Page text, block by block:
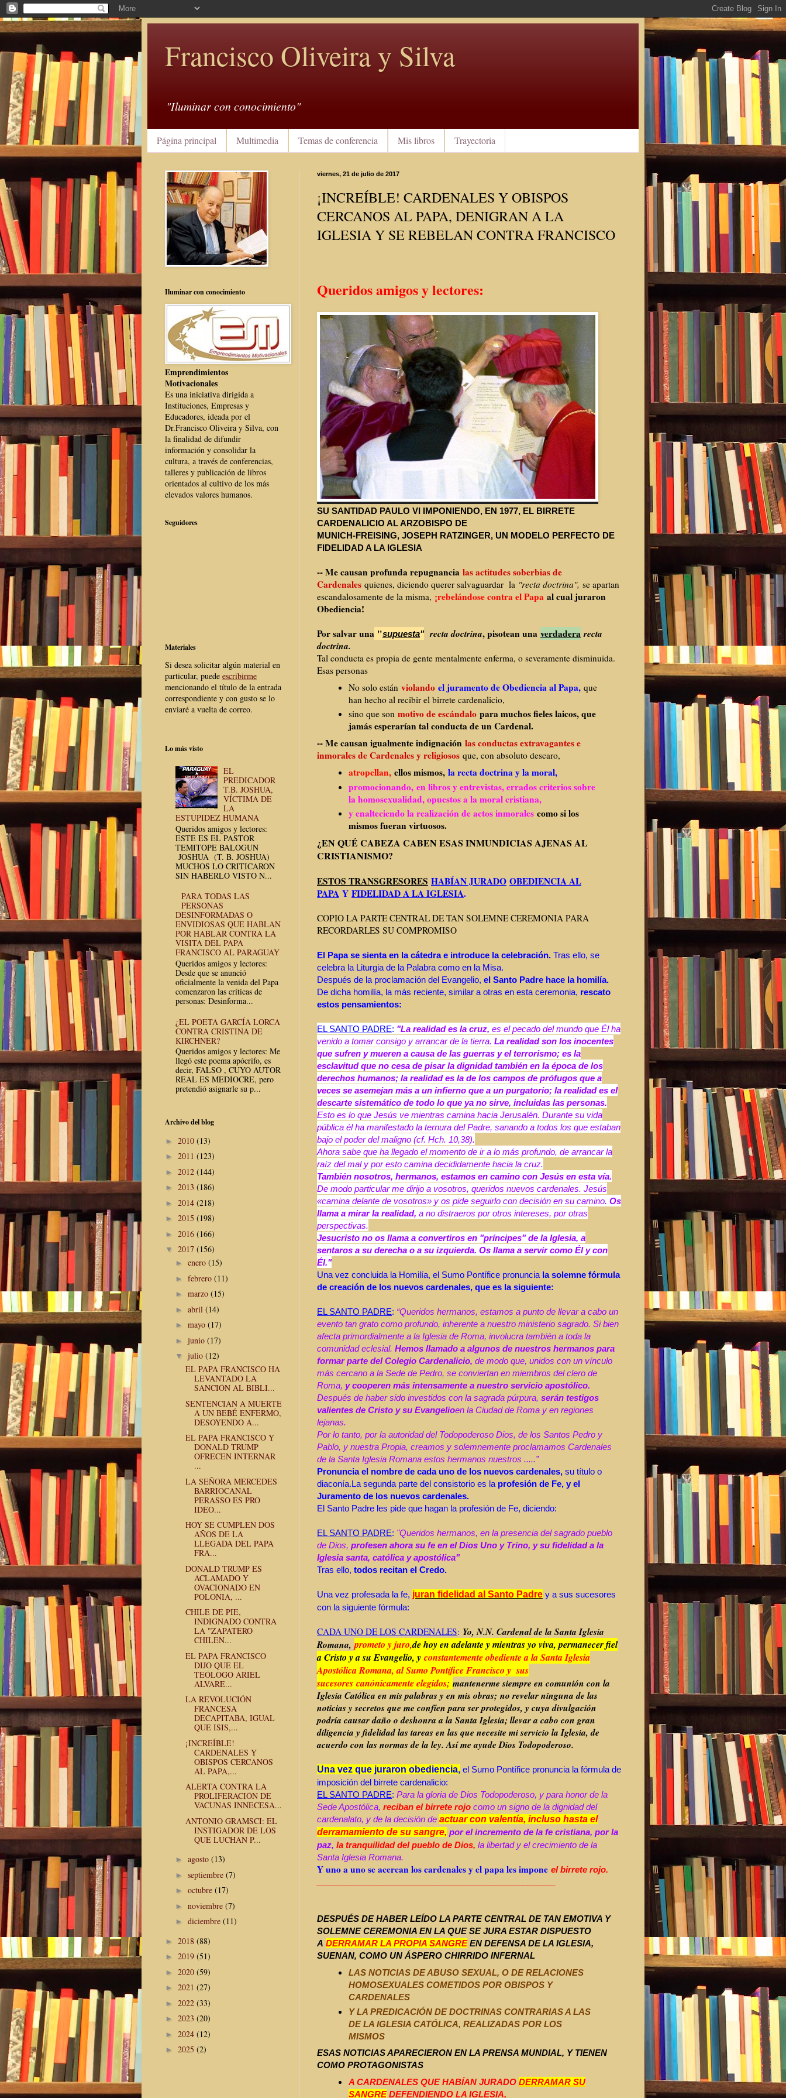
Francisco Oliveira y Silva
"Iluminar con conocimiento"
Página principal Multimedia Temas de conferencia Mis libros Trayectoria
viernes, 21 de julio de 2017
¡INCREÍBLE! CARDENALES Y OBISPOS
CERCANOS AL PAPA, DENIGRAN A LA
IGLESIA Y SE REBELAN CONTRA FRANCISCO
Queridos amigos y lectores:
SU SANTIDAD PAULO VI IMPONIENDO, EN 1977, EL BIRRETE
CARDENALICIO AL ARZOBISPO DE
MUNICH-FREISING, JOSEPH RATZINGER, UN MODELO PERFECTO DE
FIDELIDAD A LA IGLESIA
-- Me causan profunda repugnancia las actitudes soberbias de
Cardenales quienes, diciendo querer salvaguardar la "recta doctrina", se apartan
escandalosamente de la misma, ¡rebelándose contra el Papa al cual juraron
Obediencia!
Por salvar una "supuesta" recta doctrina, pisotean una verdadera recta
doctrina.
Tal conducta es propia de gente mentalmente enferma, o severamente disminuida.
Esas personas
No solo están violando el juramento de Obediencia al Papa, que
han hecho al recibir el birrete cardenalicio,
sino que son motivo de escándalopara muchos fieles laicos, que
jamás esperarían tal conducta de un Cardenal.
-- Me causan igualmente indignación las conductas extravagantes e
inmorales de Cardenales y religiosos que, con absoluto descaro,
atropellan, ellos mismos, la recta doctrina y la moral,
promocionando, en libros y entrevistas, errados criterios sobre
la homosexualidad, opuestos a la moral cristiana,
y enalteciendo la realización de actos inmoralescomo si los
mismos fueran virtuosos.
¿EN QUÉ CABEZA CABEN ESAS INMUNDICIAS AJENAS AL
CRISTIANISMO?
ESTOS TRANSGRESORES HABÍAN JURADO OBEDIENCIA AL
PAPA Y FIDELIDAD A LA IGLESIA.
COPIO LA PARTE CENTRAL DE TAN SOLEMNE CEREMONIA PARA
RECORDARLES SU COMPROMISO
El Papa se sienta en la cátedra e introduce la celebración. Tras ello, se
celebra la Liturgia de la Palabra como en la Misa.
Después de la proclamación del Evangelio, el Santo Padre hace la homilía.
De dicha homilía, la más reciente, similar a otras en esta ceremonia, rescato
estos pensamientos:
EL SANTO PADRE: "La realidad es la cruz, es el pecado del mundo que Él ha
venido a tomar consigo y arrancar de la tierra. La realidad son los inocentes
que sufren y mueren a causa de las guerras y el terrorismo; es la
esclavitud que no cesa de pisar la dignidad también en la época de los
derechos humanos; la realidad es la de los campos de prófugos que a
veces se asemejan más a un infierno que a un purgatorio; la realidad es el
descarte sistemático de todo lo que ya no sirve, incluidas las personas.
Esto es lo que Jesús ve mientras camina hacia Jerusalén. Durante su vida
pública él ha manifestado la ternura del Padre, sanando a todos los que estaban
bajo el poder del maligno (cf. Hch. 10,38).
Ahora sabe que ha llegado el momento de ir a lo más profundo, de arrancar la
raíz del mal y por esto camina decididamente hacia la cruz.
También nosotros, hermanos, estamos en camino con Jesús en esta vía.
De modo particular me dirijo a vosotros, queridos nuevos cardenales. Jesús
«camina delante de vosotros» y os pide seguirlo con decisión en su camino. Os
llama a mirar la realidad, a no distraeros por otros intereses, por otras
perspectivas.
Jesucristo no os llama a convertiros en "príncipes" de la Iglesia, a
sentaros a su derecha o a su izquierda. Os llama a servir como Él y con
Él."
Una vez concluida la Homilía, el Sumo Pontífice pronuncia la solemne fórmula
de creación de los nuevos cardenales, que es la siguiente:
EL SANTO PADRE: “Queridos hermanos, estamos a punto de llevar a cabo un
evento tan grato como profundo, inherente a nuestro ministerio sagrado. Si bien
afecta primordialmente a la Iglesia de Roma, involucra también a toda la
comunidad eclesial. Hemos llamado a algunos de nuestros hermanos para
formar parte del Colegio Cardenalicio, de modo que, unidos con un vínculo
más cercano a la Sede de Pedro, se conviertan en miembros del clero de
Roma, y cooperen más intensamente a nuestro servicio apostólico.
Después de haber sido investidos con la sagrada púrpura, serán testigos
valientes de Cristo y su Evangelioen la Ciudad de Roma y en regiones
lejanas.
Por lo tanto, por la autoridad del Todopoderoso Dios, de los Santos Pedro y
Pablo, y nuestra Propia, creamos y solemnemente proclamamos Cardenales
de la Santa Iglesia Romana estos hermanos nuestros .....”
Pronuncia el nombre de cada uno de los nuevos cardenales, su título o
diaconía.La segunda parte del consistorio es la profesión de Fe, y el
Juramento de los nuevos cardenales.
El Santo Padre les pide que hagan la profesión de Fe, diciendo:
EL SANTO PADRE: "Queridos hermanos, en la presencia del sagrado pueblo
de Dios, profesen ahora su fe en el Dios Uno y Trino, y su fidelidad a la
Iglesia santa, católica y apostólica"
Tras ello, todos recitan el Credo.
Una vez profesada la fe, juran fidelidad al Santo Padre y a sus sucesores
con la siguiente fórmula:
CADA UNO DE LOS CARDENALES: Yo, N.N. Cardenal de la Santa Iglesia
Romana,prometo y juro,de hoy en adelante y mientras yo viva, permanecer fiel
a Cristo y a su Evangelio, y constantemente obediente a la Santa Iglesia
Apostólica Romana, al Sumo Pontífice Francisco y sus
sucesores canónicamente elegidos; mantenerme siempre en comunión con la
Iglesia Católica en mis palabras y en mis obras; no revelar ninguna de las
noticias y secretos que me confíen para ser protegidos, y cuya divulgación
podría causar daño o deshonra a la Santa Iglesia; llevar a cabo con gran
diligencia y fidelidad las tareas en las que necesite mi servicio la Iglesia, de
acuerdo con las normas de la ley. Así me ayude Dios Todopoderoso.
Una vez que juraron obediencia, el Sumo Pontífice pronuncia la fórmula de
imposición del birrete cardenalicio:
EL SANTO PADRE: Para la gloria de Dios Todopoderoso, y para honor de la
Sede Apostólica, reciban el birrete rojo como un signo de la dignidad del
cardenalato, y de la decisión de actuar con valentía, incluso hasta el
derramamiento de su sangre, por el incremento de la fe cristiana, por la
paz, la tranquilidad del pueblo de Dios, la libertad y el crecimiento de la
Santa Iglesia Romana.
Y uno a uno se acercan los cardenales y el papa les impone el birrete rojo.
DESPUÉS DE HABER LEÍDO LA PARTE CENTRAL DE TAN EMOTIVA Y
SOLEMNE CEREMONIA EN LA QUE SE JURA ESTAR DISPUESTO
A DERRAMAR LA PROPIA SANGRE EN DEFENSA DE LA IGLESIA,
SUENAN, COMO UN ÁSPERO CHIRRIDO INFERNAL
LAS NOTICIAS DE ABUSO SEXUAL, O DE RELACIONES
HOMOSEXUALES COMETIDOS POR OBISPOS Y
CARDENALES
Y LA PREDICACIÓN DE DOCTRINAS CONTRARIAS A LAS
DE LA IGLESIA CATÓLICA, REALIZADAS POR LOS
MISMOS
ESAS NOTICIAS APARECIERON EN LA PRENSA MUNDIAL, Y TIENEN
COMO PROTAGONISTAS
A CARDENALES QUE HABÍAN JURADO DERRAMAR SU
SANGREDEFENDIENDO LA IGLESIA,
Iluminar con conocimiento
Emprendimientos
Motivacionales
Es una iniciativa dirigida a
Instituciones, Empresas y
Educadores, ideada por el
Dr.Francisco Oliveira y Silva, con
la finalidad de difundir
información y consolidar la
cultura, a través de conferencias,
talleres y publicación de libros
orientados al cultivo de los más
elevados valores humanos.
Seguidores
Materiales
Si desea solicitar algún material en
particular, puede escribirme
mencionando el título de la entrada
correspondiente y con gusto se lo
enviaré a vuelta de correo.
Lo más visto
EL
PREDICADOR
T.B. JOSHUA,
VÍCTIMA DE
LA
ESTUPIDEZ HUMANA
Queridos amigos y lectores:
ESTE ES EL PASTOR
TEMITOPE BALOGUN
JOSHUA (T. B. JOSHUA)
MUCHOS LO CRITICARON
SIN HABERLO VISTO N...
PARA TODAS LAS
PERSONAS
DESINFORMADAS O
ENVIDIOSAS QUE HABLAN
POR HABLAR CONTRA LA
VISITA DEL PAPA
FRANCISCO AL PARAGUAY
Queridos amigos y lectores:
Desde que se anunció
oficialmente la venida del Papa
comenzaron las críticas de
personas: Desinforma...
¿EL POETA GARCÍA LORCA
CONTRA CRISTINA DE
KIRCHNER?
Queridos amigos y lectores: Me
llegó este poema apócrifo, es
decir, FALSO , CUYO AUTOR
REAL ES MEDIOCRE, pero
pretendió asignarle su p...
Archivo del blog
► 2010 (13)
► 2011 (123)
► 2012 (144)
► 2013 (186)
► 2014 (218)
► 2015 (198)
► 2016 (166)
▼ 2017 (156)
► enero (15)
► febrero (11)
► marzo (15)
► abril (14)
► mayo (17)
► junio (17)
▼ julio (12)
EL PAPA FRANCISCO HA
LEVANTADO LA
SANCIÓN AL BIBLI...
SENTENCIAN A MUERTE
A UN BEBÉ ENFERMO,
DESOYENDO A...
EL PAPA FRANCISCO Y
DONALD TRUMP
OFRECEN INTERNAR
...
LA SEÑORA MERCEDES
BARRIOCANAL
PERASSO ES PRO
IDEO...
HOY SE CUMPLEN DOS
AÑOS DE LA
LLEGADA DEL PAPA
FRA...
DONALD TRUMP ES
ACLAMADO Y
OVACIONADO EN
POLONIA, ...
CHILE DE PIE,
INDIGNADO CONTRA
LA "ZAPATERO
CHILEN...
EL PAPA FRANCISCO
DIJO QUE EL
TEÓLOGO ARIEL
ALVARE...
LA REVOLUCIÓN
FRANCESA
DECAPITABA, IGUAL
QUE ISIS,...
¡INCREÍBLE!
CARDENALES Y
OBISPOS CERCANOS
AL PAPA,...
ALERTA CONTRA LA
PROLIFERACIÓN DE
VACUNAS INNECESA...
ANTONIO GRAMSCI: EL
INSTIGADOR DE LOS
QUE LUCHAN P...
► agosto (13)
► septiembre (7)
► octubre (17)
► noviembre (7)
► diciembre (11)
► 2018 (88)
► 2019 (51)
► 2020 (59)
► 2021 (27)
► 2022 (33)
► 2023 (20)
► 2024 (12)
► 2025 (2)